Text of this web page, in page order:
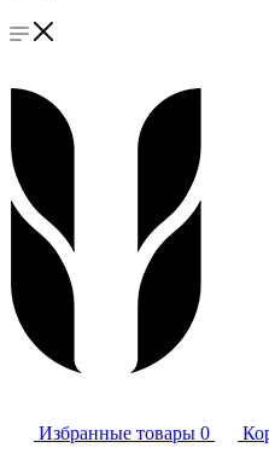
Избранные товары 0